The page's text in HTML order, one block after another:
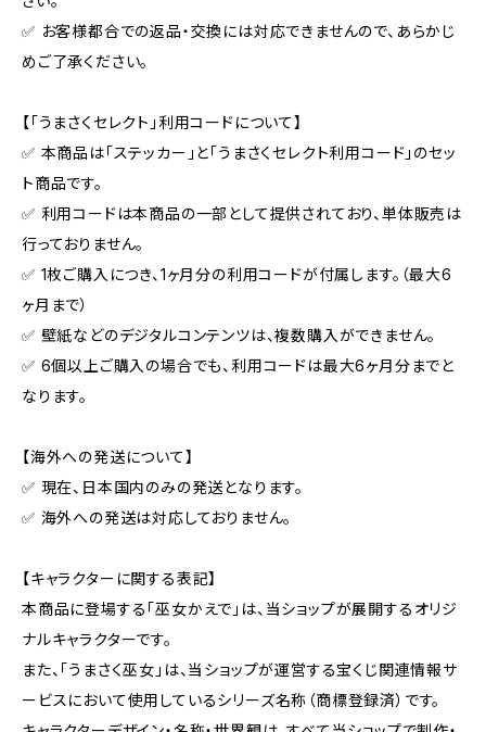
✅ お客様都合での返品・交換には対応できませんので、あらかじ
めご了承ください。
【「うまさくセレクト」利用コードについて】
✅ 本商品は「ステッカー」と「うまさくセレクト利用コード」のセッ
ト商品です。
✅ 利用コードは本商品の一部として提供されており、単体販売は
行っておりません。
✅ 1枚ご購入につき、1ヶ月分の利用コードが付属します。（最大6
ヶ月まで）
✅ 壁紙などのデジタルコンテンツは、複数購入ができません。
✅ 6個以上ご購入の場合でも、利用コードは最大6ヶ月分までと
なります。
【海外への発送について】
✅ 現在、日本国内のみの発送となります。
✅ 海外への発送は対応しておりません。
【キャラクターに関する表記】
本商品に登場する「巫女かえで」は、当ショップが展開するオリジ
ナルキャラクターです。
また、「うまさく巫女」は、当ショップが運営する宝くじ関連情報サ
ービスにおいて使用しているシリーズ名称（商標登録済）です。